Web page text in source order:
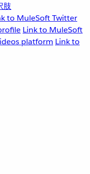
肢
to MuleSoft Twitter
Link to MuleSoft
platform Link to